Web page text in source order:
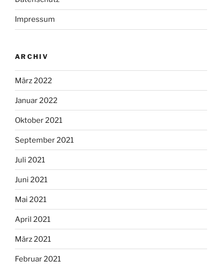
Impressum
ARCHIV
März 2022
Januar 2022
Oktober 2021
September 2021
Juli 2021
Juni 2021
Mai 2021
April 2021
März 2021
Februar 2021